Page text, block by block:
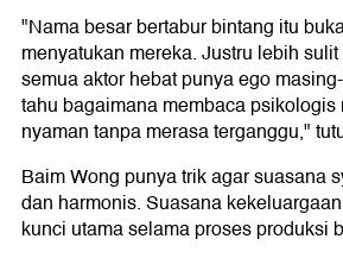
"Nama besar bertabur bintang itu
menyatukan mereka. Justru lebih
semua aktor hebat punya ego
tahu bagaimana membaca
nyaman tanpa merasa terganggu,"
Baim Wong punya trik agar suasana
dan harmonis. Suasana
kunci utama selama proses produksi